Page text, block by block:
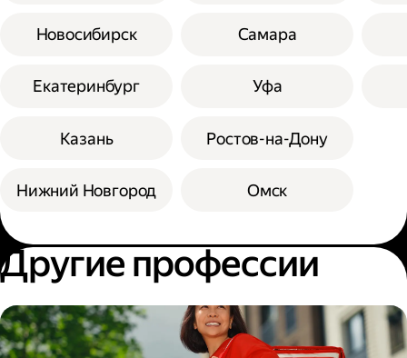
Новосибирск
Екатеринбург
Казань
Нижний Новгород
Самара
Уфа
Ростов-на-Дону
Омск
Другие профессии